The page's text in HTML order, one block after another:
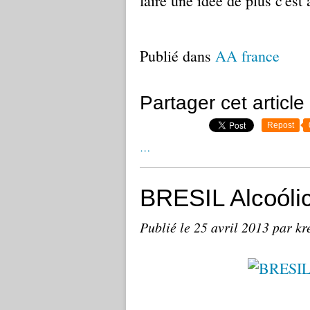
Publié dans AA france
Partager cet article
Repost
…
BRESIL
Publié le 25 avril 2013par